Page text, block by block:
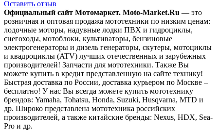
Оставить отзыв
Официальный сайт Мотомаркет. Moto-Market.Ru — это
розничная и оптовая продажа мототехники по низким ценам:
лодочные моторы, надувные лодки ПВХ и гидроциклы,
снегоходы, мотоблоки, культиваторы, бензиновые
электрогенераторы и дизель генераторы, скутеры, мотоциклы
и квадроциклы (ATV) лучших отечественных и зарубежных
производителей! Запчасти для мототехники. Также Вы
можете купить в кредит представленную на сайте технику!
Быстрая доставка по России, доставка курьером по Москве –
бесплатно! У нас Вы всегда можете купить мототехнику
брендов: Yamaha, Tohatsu, Honda, Suzuki, Husqvarna, MTD и
др. Широко представлена мототехника российских
производителей, а также китайские бренды: Nexus, HDX, Sea-
Pro и др.